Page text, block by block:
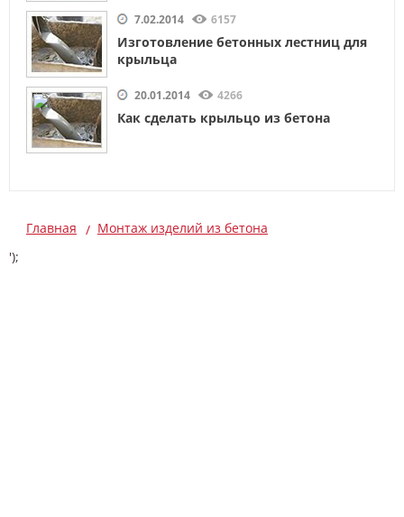
7.02.2014 6157
Изготовление бетонных лестниц для
крыльца
20.01.2014 4266
Как сделать крыльцо из бетона
Главная
Монтаж изделий из бетона
');